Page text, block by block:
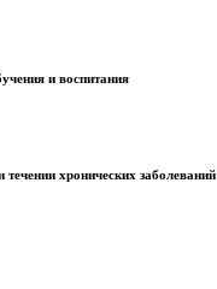
и воспитания
хронических заболеваний